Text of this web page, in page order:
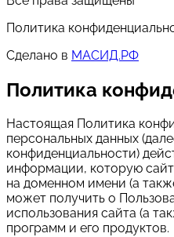
Политика
Сделано в МАСИД.РФ
Политика
Настоящая Политика
персональных данных
конфиденциальности)
информации, которую
на доменном имени (а
может получить о
использования сайта (а
программ и его продуктов.